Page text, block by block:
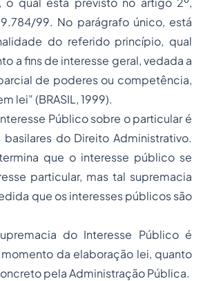
99. No parágrafo único, está
do referido princípio, qual
a fins de interesse geral, vedada a
de poderes ou competência,
lei” (BRASIL, 1999).
Público sobre o particular é
do Direito Administrativo.
que o interesse público se
particular, mas tal supremacia
que os interesses públicos são
do Interesse Público é
da elaboração lei, quanto
pela Administração Pública.